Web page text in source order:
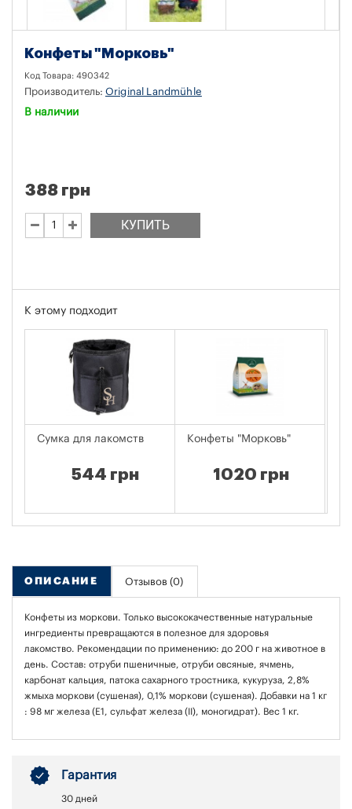
Конфеты "Морковь"
Код Товара: 490342
Производитель: Original Landmühle
В наличии
КУПИТЬ
388 грн
К этому подходит
Сумка для лакомств
544 грн
Конфеты "Морковь"
1020 грн
ОПИСАНИЕ Отзывов (0)
Конфеты из моркови. Только высококачественные натуральные
ингредиенты превращаются в полезное для здоровья
лакомство. Рекомендации по применению: до 200 г на животное в
день. Состав: отруби пшеничные, отруби овсяные, ячмень,
карбонат кальция, патока сахарного тростника, кукуруза, 2,8%
жмыха моркови (сушеная), 0,1% моркови (сушеная). Добавки на 1 кг
: 98 мг железа (E1, сульфат железа (II), моногидрат). Вес 1 кг.
Гарантия
30 дней